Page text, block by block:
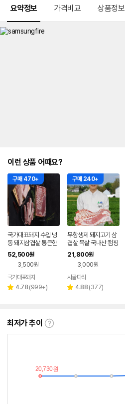
요약정보 가격비교 상품정보
이런 상품 어때요?
구매 470+
국가대표돼지 수입 냉
동 돼지삼겹살 통큰한
판5kg 통삼겹 원육 보
쌈 수육 구이 컷팅2.5k
g,1kg
52,500원
3,500원
국가대표돼지
별 4.78 리
(999+)
구매 240+
무항생제 돼지고기 삼
겹살 목살 국내산 캠핑
고기 500g
21,800원
3,000원
페이
시골다리
별 4.88 리
(377)
최저가 추이
최
이
란?